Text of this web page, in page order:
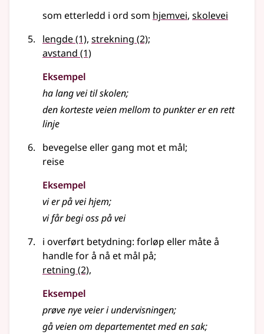
som etterledd i ord som hjemvei skolevei
lengde(1), strekning (2);
avstand (1)
Eksempel
ha langveitil skolen;
den kortesteveienmellom to punkter er en rett
linje
bevegelse eller gang mot et mål;
reise
Eksempel
vi er på vei hjem;
vi får begi oss på vei
i overført betydning: forløp eller måte å
handle for å nå et mål på;
retning (2),
Eksempel
prøve nyeveieri undervisningen;
gåveienom departementet med en sak;